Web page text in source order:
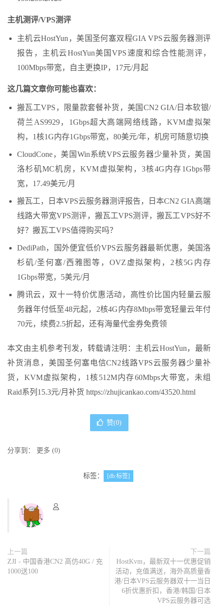
主机测评/VPS测评
主机云HostYun，美国圣何塞双程GIA VPS云服务器测评
报告，主机云HostYun美国VPS速度和综合性能测评，
100Mbps带宽，自主更换IP，17元/月起
这几篇文章你可能也喜欢：
搬瓦工VPS，限量款套餐补货，美国CN2 GIA/日本软银/
荷兰AS9929，1Gbps超大高端网络线路，KVM虚拟架
构，1核1G内存1Gbps带宽，80美元/年，机房可随意切换
CloudCone，美国Win系统VPS云服务器少量补货，美国
洛杉矶MC机房，KVM虚拟架构，3核4G内存1Gbps带
宽，17.49美元/月
搬瓦工，日本VPS云服务器测评报告，日本CN2 GIA高端
线路大带宽VPS测评，搬瓦工VPS测评，搬瓦工VPS好不
好？搬瓦工VPS值得购买吗？
DediPath，国外便宜低价VPS云服务器最新优惠，美国洛
杉矶/圣何塞/西雅图等，OVZ虚拟架构，2核5G内存
1Gbps带宽，5美元/月
腾讯云，双十一特价优惠活动，高性价比国内轻量云服
务器年付低至48元起，2核4G内存8Mbps带宽轻量云年付
70元，续费2.5折起，还有海量代金券免费领
本文由主机参考刊发，转载请注明：主机云HostYun，最新
补货消息，美国圣何塞电信CN2线路VPS云服务器少量补
货，KVM虚拟架构，1核512M内存60Mbps大带宽，未组
Raid系列15.3元/月补货 https://zhujicankao.com/43520.html
赞(0)
分享到： 更多 (0)
标签： [db:标签]
上一篇
ZJI - 中国香港CN2 高仿40G / 充
1000送100
下一篇
HostKvm，最新双十一优惠促销
活动，充值满送，海外高质量香
港/日本VPS云服务器双十一当日
6折优惠折扣，香港/韩国/日本
VPS云服务器可选